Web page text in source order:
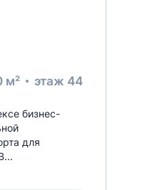
м² этаж 44
бизнес-
для